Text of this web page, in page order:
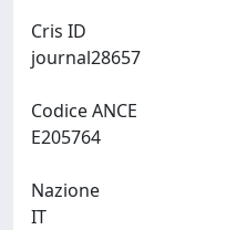
Cris ID
Codice ANCE
Nazione